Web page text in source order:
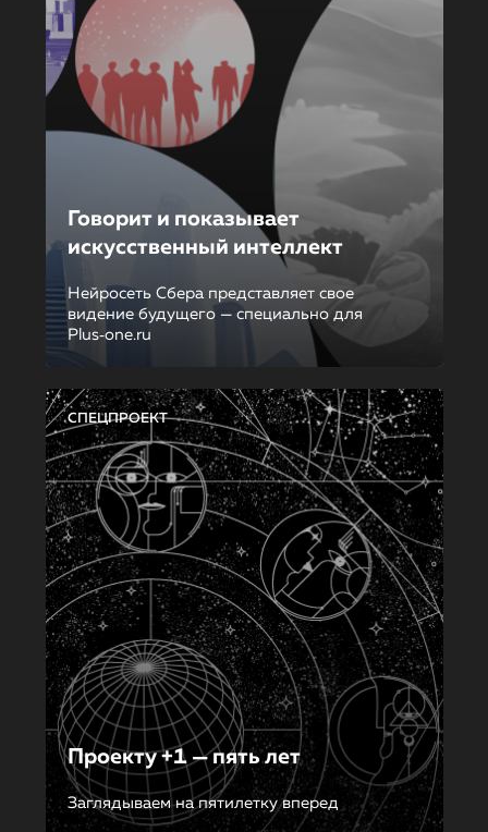
Говорит и показывает
искусственный интеллект
Нейросеть Сбера представляет свое
видение будущего — специально для
Plus‑one.ru
СПЕЦПРОЕКТ
Проекту +1 — пять лет
Заглядываем на пятилетку вперед